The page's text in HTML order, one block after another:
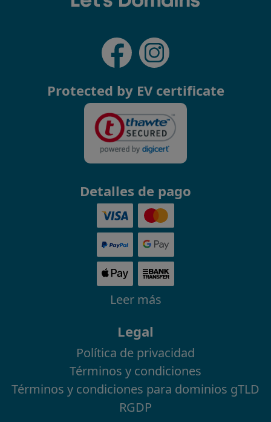
Protected by EV certificate
Detalles de pago
Leer más
Legal
Política de privacidad
Términos y condiciones
Términos y condiciones para dominios gTLD
RGDP